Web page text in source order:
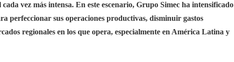
vez más intensa. En este escenario, Grupo Simec ha intensificado
perfeccionar sus operaciones productivas, disminuir gastos
regionales en los que opera, especialmente en América Latina y